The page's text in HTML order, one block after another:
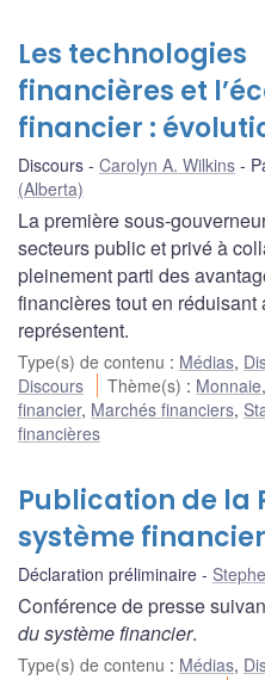
Les technologies
financières et
financier :
Discours Carolyn A. Wilkins
(Alberta)
La première sous-
secteurs public et privé à
pleinement parti des
financières tout en réduisant
représentent.
Type(s) de contenu : Médias,
Discours
Thème(s) : Monnaie,
financier, Marchés financiers,
financières
Publication de la
système financier
Déclaration préliminaire
Conférence de presse
du système financier.
Type(s) de contenu : Médias,